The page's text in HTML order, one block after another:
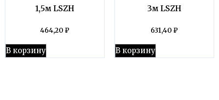
1,5м LSZH
464,20 ₽
В корзину
3м LSZH
631,40 ₽
В корзину